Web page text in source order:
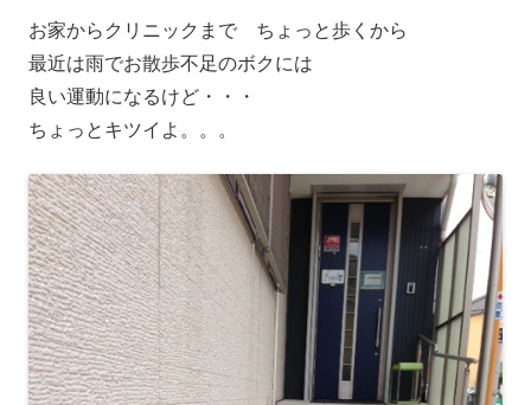
お家からクリニックまで ちょっと歩くから
最近は雨でお散歩不足のボクには
良い運動になるけど・・・
ちょっとキツイよ。。。